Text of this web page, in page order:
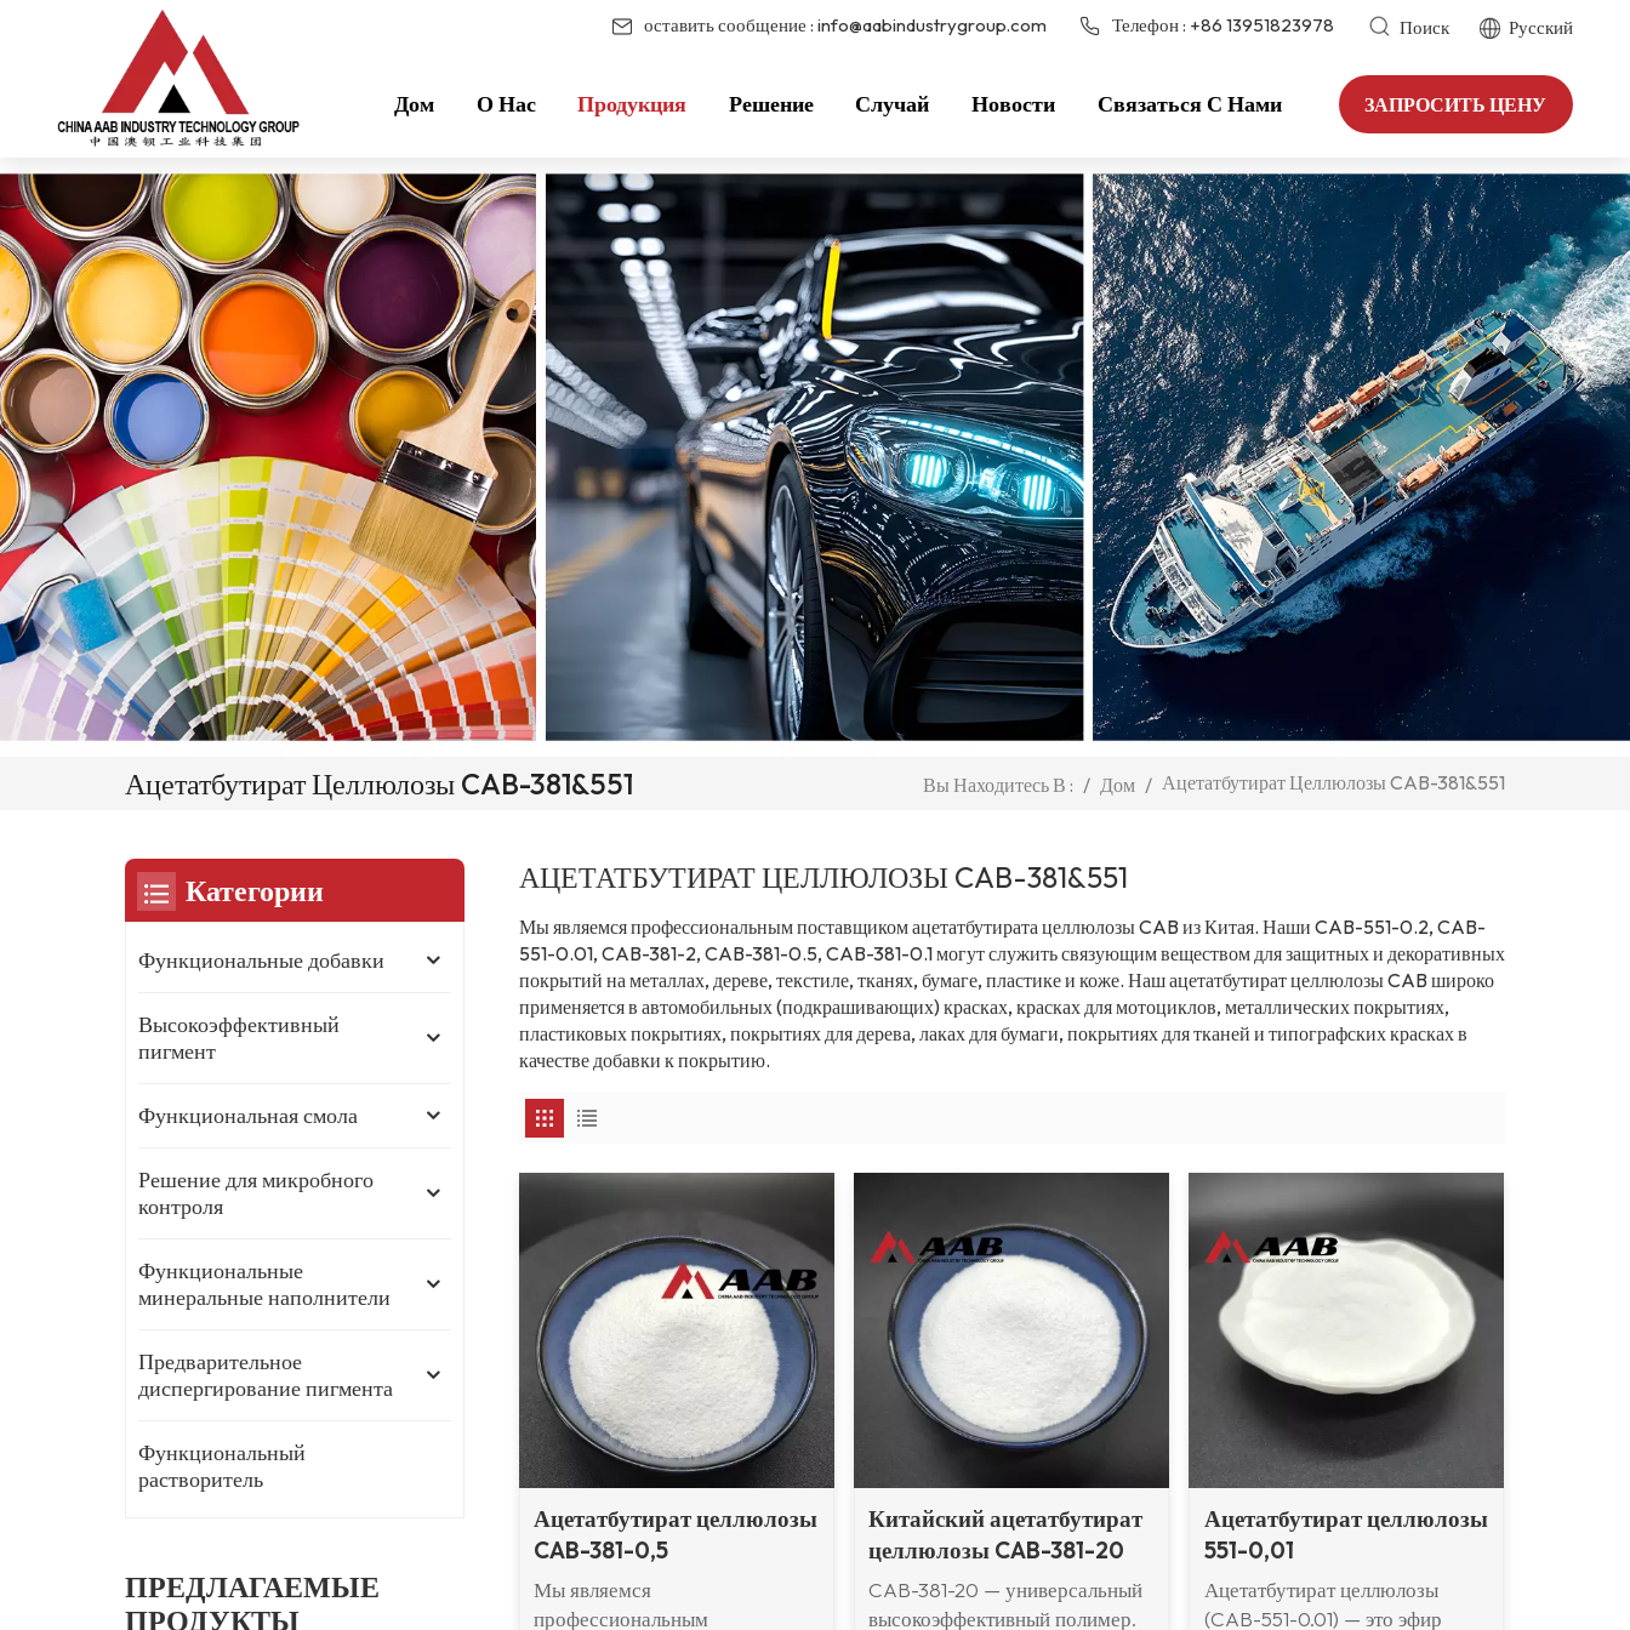
оставить сообщение : info@aabindustrygroup.com Телефон : +86 13951823978 Поиск Русский
Дом О Нас Продукция Решение Случай Новости Связаться С Нами ЗАПРОСИТЬ ЦЕНУ
Ацетатбутират Целлюлозы CAB-381&551 Вы Находитесь В : / Дом / Ацетатбутират Целлюлозы CAB-381&551
АЦЕТАТБУТИРАТ ЦЕЛЛЮЛОЗЫ CAB-381&551
Мы являемся профессиональным поставщиком ацетатбутирата целлюлозы CAB из Китая. Наши CAB-551-0.2, CAB-
551-0.01, CAB-381-2, CAB-381-0.5, CAB-381-0.1 могут служить связующим веществом для защитных и декоративных
покрытий на металлах, дереве, текстиле, тканях, бумаге, пластике и коже. Наш ацетатбутират целлюлозы CAB широко
применяется в автомобильных (подкрашивающих) красках, красках для мотоциклов, металлических покрытиях,
пластиковых покрытиях, покрытиях для дерева, лаках для бумаги, покрытиях для тканей и типографских красках в
качестве добавки к покрытию.
Ацетатбутират целлюлозы
CAB-381-0,5
Мы являемся
профессиональным
Китайский ацетатбутират
целлюлозы CAB-381-20
CAB-381-20 — универсальный
высокоэффективный полимер.
Ацетатбутират целлюлозы
551-0,01
Ацетатбутират целлюлозы
(CAB-551-0.01) — это эфир
Категории
Функциональные добавки
Высокоэффективный
пигмент
Функциональная смола
Решение для микробного
контроля
Функциональные
минеральные наполнители
Предварительное
диспергирование пигмента
Функциональный
растворитель
ПРЕДЛАГАЕМЫЕ
ПРОДУКТЫ